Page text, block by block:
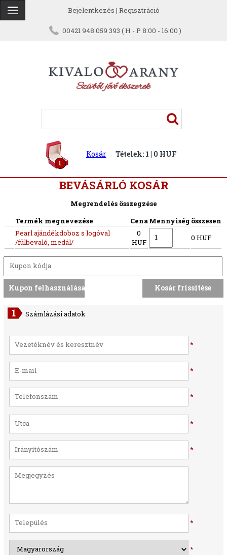
Bejelentkezés | Regisztráció
00421 948 059 393 ( H - P 8:00 - 16:00 )
1
Kosár Tételek: 1 | 0 HUF
BEVÁSÁRLÓ KOSÁR
Megrendelés összegzése
Termék megnevezése
CenaMennyiség összesen
Pearl ajándékdoboz s logóval
/fülbevaló, medál/
0
HUF
0 HUF
Számlázási adatok
*
*
*
*
*
*
*